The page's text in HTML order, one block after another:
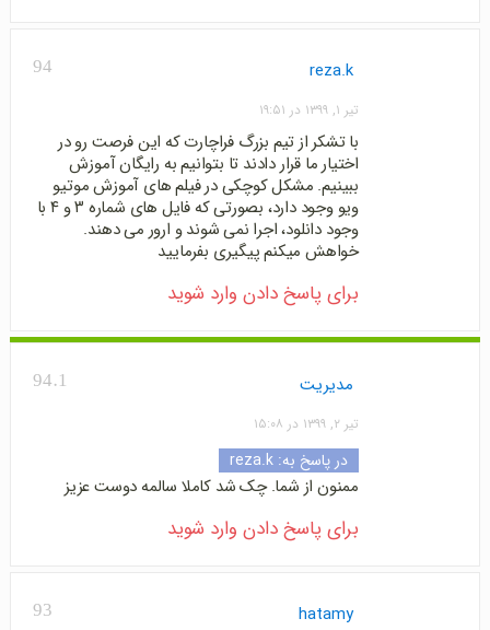
94 reza.k
تیر ۱, ۱۳۹۹ در ۱۹:۵۱
با تشکر از تیم بزرگ فراچارت که این فرصت رو در
اختیار ما قرار دادند تا بتوانیم به رایگان آموزش
ببینیم. مشکل کوچکی در فیلم های آموزش موتیو
ویو وجود دارد، بصورتی که فایل های شماره ۳ و ۴ با
وجود دانلود، اجرا نمی شوند و ارور می دهند.
خواهش میکنم پیگیری بفرمایید
برای پاسخ دادن وارد شوید
94.1 مدیریت
تیر ۲, ۱۳۹۹ در ۱۵:۰۸
در پاسخ به: reza.k
ممنون از شما. چک شد کاملا سالمه دوست عزیز
برای پاسخ دادن وارد شوید
93 hatamy